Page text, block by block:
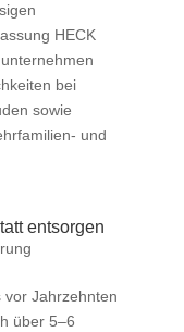
HECK
bei
sowie
und
entsorgen
Jahrzehnten
über 5–6